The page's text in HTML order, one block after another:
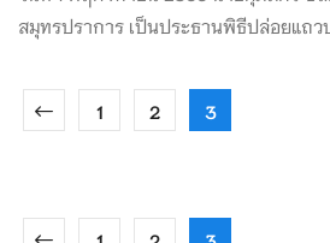
สมุทรปราการ เป็นประธานพิธีปล่อยแถ
1 2 3